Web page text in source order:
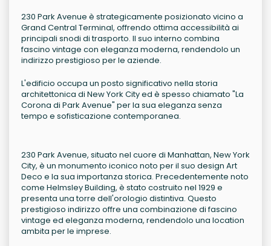
230 Park Avenue è strategicamente posizionato vicino a
Grand Central Terminal, offrendo ottima accessibilità ai
principali snodi di trasporto. Il suo interno combina
fascino vintage con eleganza moderna, rendendolo un
indirizzo prestigioso per le aziende.
L'edificio occupa un posto significativo nella storia
architettonica di New York City ed è spesso chiamato "La
Corona di Park Avenue" per la sua eleganza senza
tempo e sofisticazione contemporanea.
230 Park Avenue, situato nel cuore di Manhattan, New York
City, è un monumento iconico noto per il suo design Art
Deco e la sua importanza storica. Precedentemente noto
come Helmsley Building, è stato costruito nel 1929 e
presenta una torre dell'orologio distintiva. Questo
prestigioso indirizzo offre una combinazione di fascino
vintage ed eleganza moderna, rendendolo una location
ambita per le imprese.